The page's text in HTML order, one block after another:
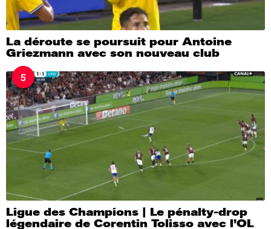
La déroute se poursuit pour Antoine
Griezmann avec son nouveau club
5
Ligue des Champions | Le pénalty-drop
légendaire de Corentin Tolisso avec l’OL